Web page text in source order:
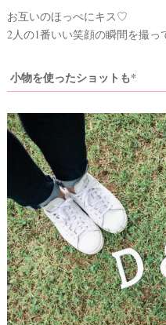
お互いのほっぺにキス♡
2人の1番いい笑顔の瞬間を撮っ
小物を使ったショットも*